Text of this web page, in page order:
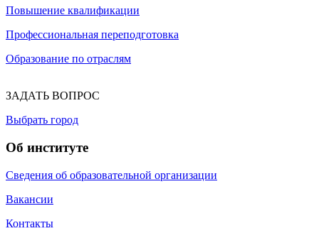
Повышение квалификации
Профессиональная переподготовка
Образование по отраслям
ЗАДАТЬ ВОПРОС
Выбрать город
Об институте
Сведения об образовательной организации
Вакансии
Контакты